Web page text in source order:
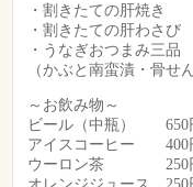
・割きたての肝焼き
・割きたての肝わさび
・うなぎおつまみ三品
（かぶと南蛮漬・骨せ
～お飲み物～
ビール（中瓶） 650
アイスコーヒー 400
ウーロン茶 250